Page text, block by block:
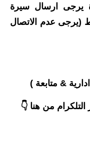
يرجى ارسال سيرة
(يرجى عدم الاتصال
& متابعة )
التلكرام من هنا 👇